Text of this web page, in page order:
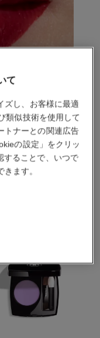
品
て
ズし、お客様に最適
類似技術を使用して
トナーとの関連広告
の設定」をクリッ
することで、いつで
ます。